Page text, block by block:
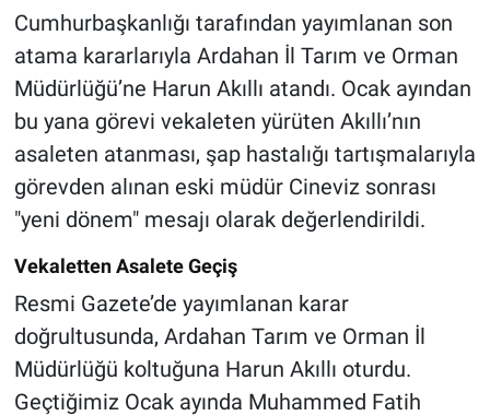
Cumhurbaşkanlığı tarafından yayımlanan son
atama kararlarıyla Ardahan İl Tarım ve Orman
Müdürlüğü’ne Harun Akıllı atandı. Ocak ayından
bu yana görevi vekaleten yürüten Akıllı’nın
asaleten atanması, şap hastalığı tartışmalarıyla
görevden alınan eski müdür Cineviz sonrası
"yeni dönem" mesajı olarak değerlendirildi.
Vekaletten Asalete Geçiş
Resmi Gazete’de yayımlanan karar
doğrultusunda, Ardahan Tarım ve Orman İl
Müdürlüğü koltuğuna Harun Akıllı oturdu.
Geçtiğimiz Ocak ayında Muhammed Fatih